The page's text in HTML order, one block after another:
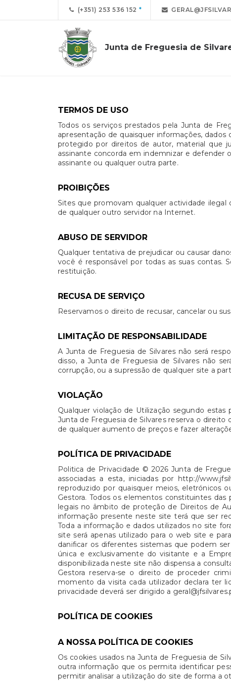
(+351) 253 536 152
Junta de Freguesia de
TERMOS DE USO
Todos os serviços prestados pela Junta de
apresentação de quaisquer informações,
protegido por direitos de autor, material que
assinante concorda em indemnizar e defender
assinante ou qualquer outra parte.
PROIBIÇÕES
Sites que promovam qualquer actividade ilegal
de qualquer outro servidor na Internet.
ABUSO DE SERVIDOR
Qualquer tentativa de prejudicar ou causar
você é responsável por todas as suas contas.
restituição.
RECUSA DE SERVIÇO
Reservamos o direito de recusar, cancelar ou
LIMITAÇÃO DE RESPONSABILIDADE
A Junta de Freguesia de Silvares não será
disso, a Junta de Freguesia de Silvares não
corrupção, ou a supressão de qualquer site a
VIOLAÇÃO
Qualquer violação de Utilização segundo estas
Junta de Freguesia de Silvares reserva o
de qualquer aumento de preços e fazer
POLÍTICA DE PRIVACIDADE
Politica de Privacidade © 2026 Junta de
associadas a esta, iniciadas por http://
reproduzido por quaisquer meios, eletrónicos
Gestora. Todos os elementos constituintes
legais no âmbito de proteção de Direitos de
informação presente neste site terá que ser
Toda a informação e dados utilizados no site
site será apenas utilizado para o web site e
danificar os diferentes sistemas que podem
única e exclusivamente do visitante e a
disponibilizada neste site não dispensa a
Gestora reserva-se o direito de proceder
momento da visita cada utilizador declara ter
privacidade deverá ser dirigido a
POLÍTICA DE COOKIES
A NOSSA POLÍTICA DE COOKIES
Os cookies usados na Junta de Freguesia de
outra informação que os permita identificar
permitir analisar a utilização do site de forma a